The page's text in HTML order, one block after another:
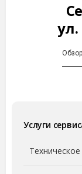
Обзор
Услуги